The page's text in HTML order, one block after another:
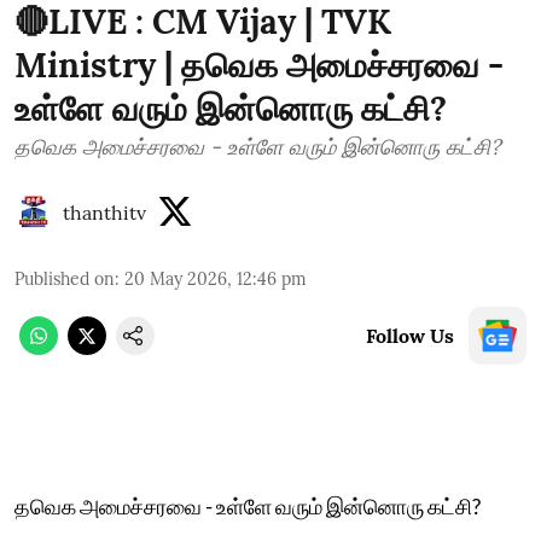
🔴LIVE : CM Vijay | TVK
Ministry | தவெக அமைச்சரவை -
உள்ளே வரும் இன்னொரு கட்சி?
தவெக அமைச்சரவை - உள்ளே வரும் இன்னொரு கட்சி?
thanthitv
Published on: 20 May 2026, 12:46 pm
Follow Us
தவெக அமைச்சரவை - உள்ளே வரும் இன்னொரு கட்சி?